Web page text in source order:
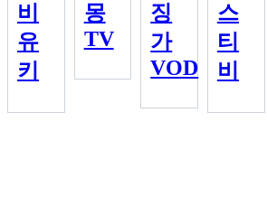
비
유
키
몽
TV
징
가
VOD
스
티
비